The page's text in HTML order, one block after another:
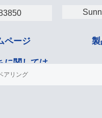
ページ
に関しては
アリング